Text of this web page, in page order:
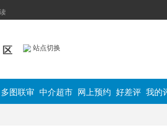
区 站点切换
多图联审 中介超市 网上预约 好差评 我的